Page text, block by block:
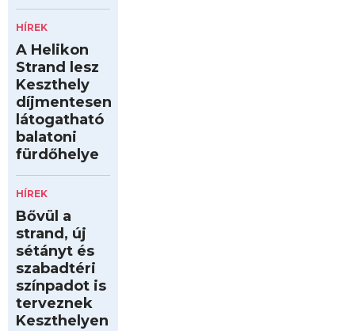
HÍREK
A Helikon
Strand lesz
Keszthely
díjmentesen
látogatható
balatoni
fürdőhelye
HÍREK
Bővül a
strand, új
sétányt és
szabadtéri
színpadot is
terveznek
Keszthelyen